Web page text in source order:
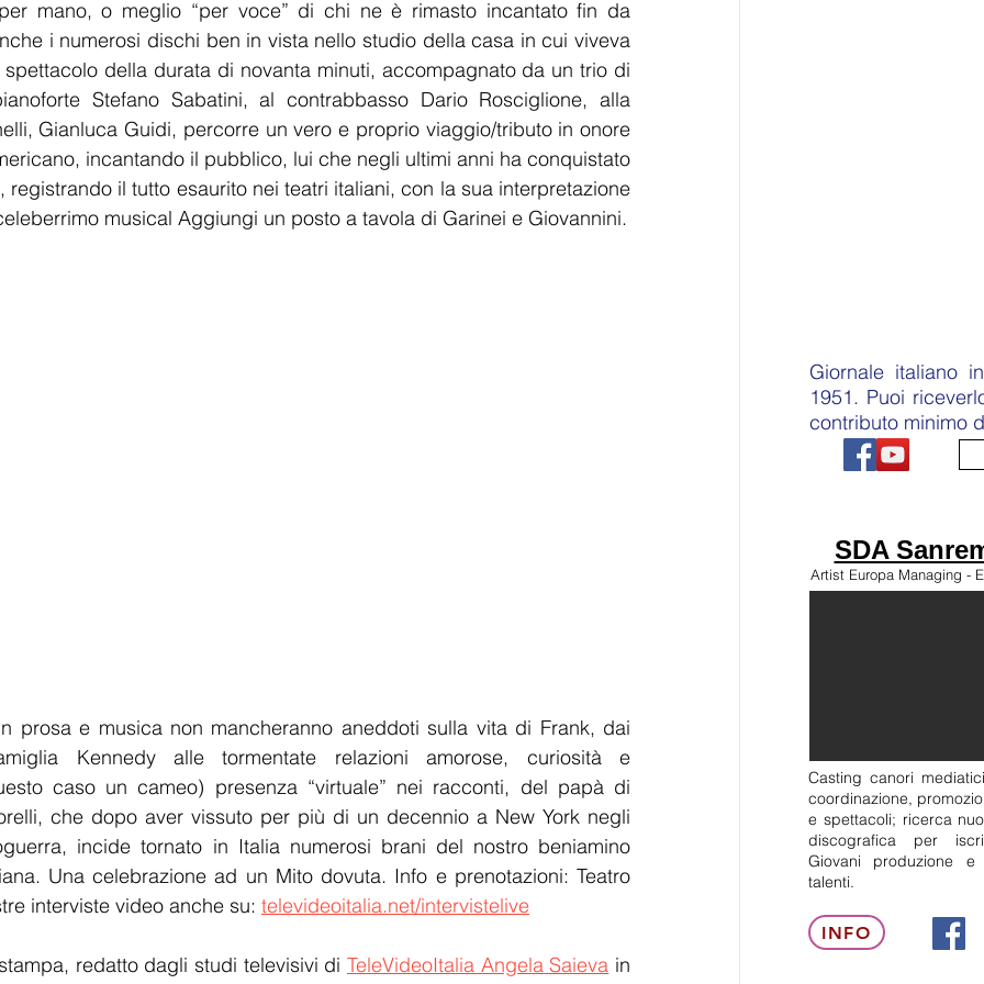
mano, o meglio “per voce” di chi ne è rimasto incantato fin da
i numerosi dischi ben in vista nello studio della casa in cui viveva
della durata di novanta minuti, accompagnato da un trio di
Stefano Sabatini, al contrabbasso Dario Rosciglione, alla
Gianluca Guidi, percorre un vero e proprio viaggio/tributo in onore
incantando il pubblico, lui che negli ultimi anni ha conquistato
registrando il tutto esaurito nei teatri italiani, con la sua interpretazione
musical Aggiungi un posto a tavola di Garinei e Giovannini.
prosa e musica non mancheranno aneddoti sulla vita di Frank, dai
Kennedy alle tormentate relazioni amorose, curiosità e
caso un cameo) presenza “virtuale” nei racconti, del papà di
che dopo aver vissuto per più di un decennio a New York negli
incide tornato in Italia numerosi brani del nostro beniamino
Una celebrazione ad un Mito dovuta. Info e prenotazioni: Teatro
interviste video anche su: televideoitalia.net/intervistelive
redatto dagli studi televisivi di TeleVideoItalia Angela Saieva in
Giornale italiano
1951. Puoi
contributo minimo
SDA
Artist Europa Managing -
Casting canori
coordinazione,
e spettacoli; ricerca
discografica per
Giovani produzione e
talenti.
INFO